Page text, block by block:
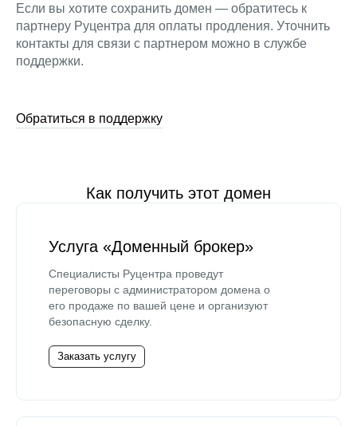
Если вы хотите сохранить домен — обратитесь к
партнеру Руцентра для оплаты продления. Уточнить
контакты для связи с партнером можно в службе
поддержки.
Обратиться в поддержку
Как получить этот домен
Услуга «Доменный брокер»
Специалисты Руцентра проведут
переговоры с администратором домена о
его продаже по вашей цене и организуют
безопасную сделку.
Заказать услугу